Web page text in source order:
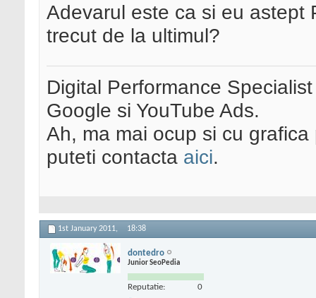
Adevarul este ca si eu astept
trecut de la ultimul?
Digital Performance
Google si YouTube Ads.
Ah, ma mai ocup si cu
puteti contacta aici.
1st January 2011, 18:38
dontedro
Junior SeoPedia
Reputatie: 0